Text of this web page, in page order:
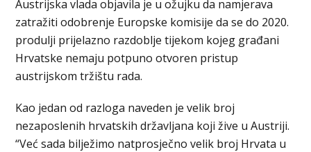
Austrijska vlada objavila je u ožujku da namjerava
zatražiti odobrenje Europske komisije da se do 2020.
produlji prijelazno razdoblje tijekom kojeg građani
Hrvatske nemaju potpuno otvoren pristup
austrijskom tržištu rada.
Kao jedan od razloga naveden je velik broj
nezaposlenih hrvatskih državljana koji žive u Austriji.
“Već sada bilježimo natprosječno velik broj Hrvata u